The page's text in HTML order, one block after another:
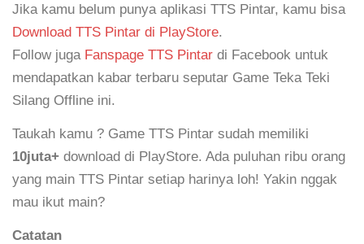
Jika kamu belum punya aplikasi TTS Pintar, kamu bisa
Download TTS Pintar di PlayStore.
Follow juga Fanspage TTS Pintar di Facebook untuk
mendapatkan kabar terbaru seputar Game Teka Teki
Silang Offline ini.
Taukah kamu ? Game TTS Pintar sudah memiliki
10juta+ download di PlayStore. Ada puluhan ribu orang
yang main TTS Pintar setiap harinya loh! Yakin nggak
mau ikut main?
Catatan